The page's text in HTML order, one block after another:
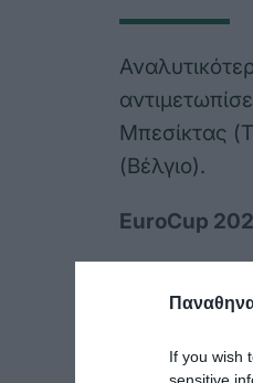
If you wish
Μπεσίκτας
(Βέλγιο).
EuroCup